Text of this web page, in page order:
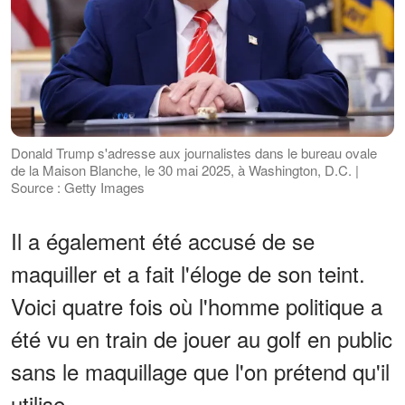
Donald Trump s'adresse aux journalistes dans le bureau ovale
de la Maison Blanche, le 30 mai 2025, à Washington, D.C. |
Source : Getty Images
Il a également été accusé de se
maquiller et a fait l'éloge de son teint.
Voici quatre fois où l'homme politique a
été vu en train de jouer au golf en public
sans le maquillage que l'on prétend qu'il